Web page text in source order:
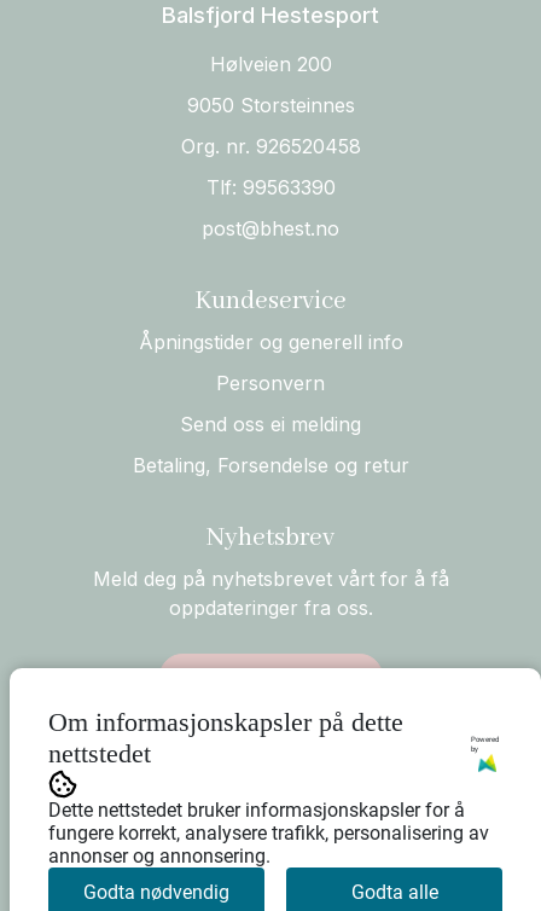
Balsfjord Hestesport
Hølveien 200
9050 Storsteinnes
Org. nr. 926520458
Tlf: 99563390
post@bhest.no
Kundeservice
Åpningstider og generell info
Personvern
Send oss ei melding
Betaling, Forsendelse og retur
Nyhetsbrev
Meld deg på nyhetsbrevet vårt for å få
oppdateringer fra oss.
Om informasjonskapsler på dette
nettstedet
Powered
by
Dette nettstedet bruker informasjonskapsler for å
fungere korrekt, analysere trafikk, personalisering av
annonser og annonsering.
Godta nødvendig
Godta alle